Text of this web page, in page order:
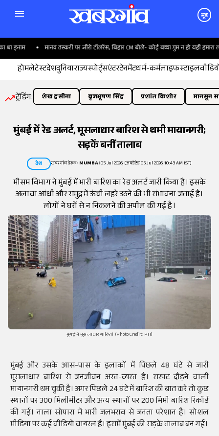
मूड
इनाम मानव तस्करी पर जीरो टॉलरेंस, बिहार CM बोले- कोई बच्चा गुम न हो यही हमारा लक्ष्य
होमलेटेस्टदेशदुनियाराज्यस्पोर्ट्सएंटरटेनमेंटधर्म-कर्मलाइफस्टाइल
ट्रेंडिंग: शेख हसीना बृजभूषण सिंह प्रशांत किशोर मानसून
मुंबई में रेड अलर्ट, मूसलाधार बारिश से थमी मायानगरी;
सड़कें बनीं तालाब
देश खबरगांव डेस्क• MUMBAI05 Jul 2026, (अपडेटेड 05 Jul 2026, 10:43 AM IST)
मौसम विभाग ने मुंबई में भारी बारिश का रेड अलर्ट जारी किया है। इसके
अलावा आंधी और समुद्र में ऊंची लहरे उठने की भी संभावना जताई है।
लोगों ने घरों से न निकलने की अपील की गई है।
मुंबई में मूसलाधार बारिश। (Photo Credit: PTI)
मुंबई और उसके आस-पास के इलाकों में पिछले 48 घंटे से जारी
मूसलाधार बारिश से जनजीवन अस्त-व्यस्त है। सरपट दौड़ने वाली
मायानगरी थम चुकी है। अगर पिछले 24 घंटे में बारिश की बात करें तो कुछ
स्थानों पर 300 मिलीमीटर और अन्य स्थानों पर 200 मिमी बारिश रिकॉर्ड
की गई। नाला सोपारा में भारी जलभराव से जनता परेशान है। सोशल
मीडिया पर कई वीडियो वायरल हैं। इसमें मुंबई की सड़कें तालाब बन गई।